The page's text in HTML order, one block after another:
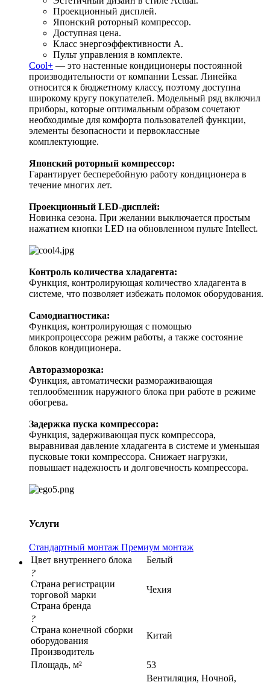
Проекционный дисплей.
Японский роторный компрессор.
Доступная цена.
Класс энергоэффективности A.
Пульт управления в комплекте.
Cool+ — это настенные кондиционеры постоянной
производительности от компании Lessar. Линейка
относится к бюджетному классу, поэтому доступна
широкому кругу покупателей. Модельный ряд включил
приборы, которые оптимальным образом сочетают
необходимые для комфорта пользователей функции,
элементы безопасности и первоклассные
комплектующие.
Японский роторный компрессор:
Гарантирует бесперебойную работу кондиционера в
течение многих лет.
Проекционный LED-дисплей:
Новинка сезона. При желании выключается простым
нажатием кнопки LED на обновленном пульте Intellect.
Контроль количества хладагента:
Функция, контролирующая количество хладагента в
системе, что позволяет избежать поломок оборудования.
Самодиагностика:
Функция, контролирующая с помощью
микропроцессора режим работы, а также состояние
блоков кондиционера.
Авторазморозка:
Функция, автоматически размораживающая
теплообменник наружного блока при работе в режиме
обогрева.
Задержка пуска компрессора:
Функция, задерживающая пуск компрессора,
выравнивая давление хладагента в системе и уменьшая
пусковые токи компрессора. Снижает нагрузки,
повышает надежность и долговечность компрессора.
Услуги
Стандартный монтаж Премиум монтаж
Цвет внутреннего блока
Белый
?
Страна регистрации
торговой марки
Страна бренда
Чехия
?
Страна конечной сборки
оборудования
Производитель
Китай
Площадь, м² 53
Вентиляция, Ночной,